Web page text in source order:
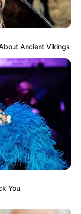
Ancient Vikings
You